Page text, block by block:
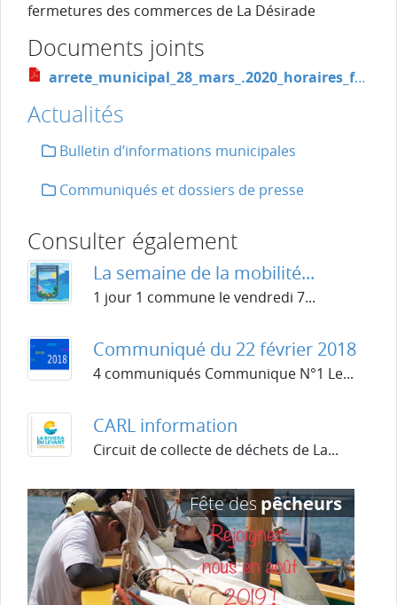
fermetures des commerces de La Désirade
Documents joints
arrete_municipal_28_mars_.2020_horaires_fermeture_commerces_signe_et_tamponne.pdf
Actualités
Bulletin d’informations municipales
Communiqués et dossiers de presse
Consulter également
La semaine de la mobilité...
1 jour 1 commune le vendredi 7...
Communiqué du 22 février 2018
4 communiqués Communique N°1 Le...
CARL information
Circuit de collecte de déchets de La...